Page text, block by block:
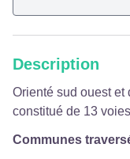
Description
Orienté sud ouest et
constitué de 13
Communes